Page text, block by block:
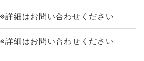
※詳細はお問い合わせください
※詳細はお問い合わせください